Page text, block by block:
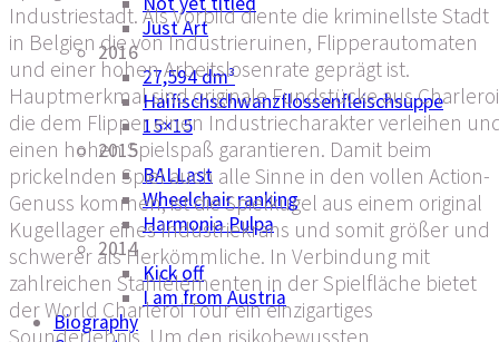
Just Art
2016
27,594 dm³
Haifischschwanzflossenfleischsuppe
15×15
2015
BALLast
Wheelchair ranking
Harmonia Pulpa
2014
Kick off
I am from Austria
Biography
Industriestadt. Als Vorbild diente die kriminellste Stadt
in Belgien die von Industrieruinen, Flipperautomaten
und einer hohen Arbeitslosenrate geprägt ist.
Hauptmerkmal sind originale Fundstücke aus Charleroi
die dem Flipper einen Industriecharakter verleihen
einen hohen Spielspaß garantieren. Damit beim
prickelnden Spiel auch alle Sinne in den vollen Action-
Genuss kommen, ist die Spielkugel aus einem original
Kugellager eines Industriekrans und somit größer und
schwerer als Herkömmliche. In Verbindung mit
zahlreichen Stahlelementen in der Spielfläche bietet
der World Charleroi Tour ein einzigartiges